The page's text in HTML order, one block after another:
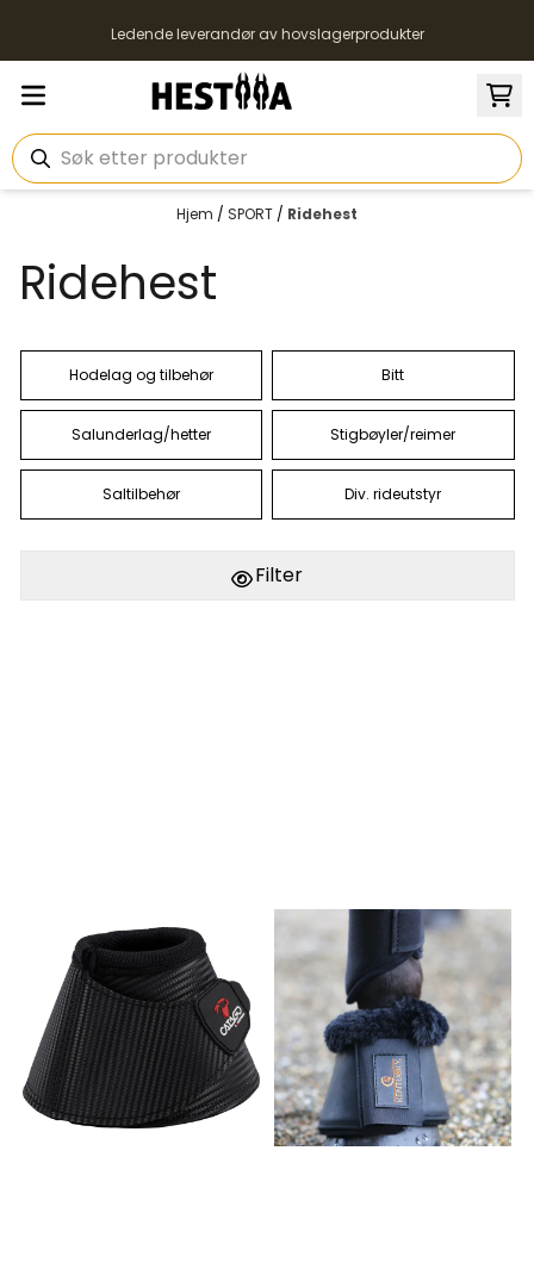
Hopp til innholdLedende leverandør av hovslagerprodukter
Hjem / SPORT / Ridehest
Ridehest
Hodelag og tilbehør Bitt
Salunderlag/hetter Stigbøyler/reimer
Saltilbehør Div. rideutstyr
Filter